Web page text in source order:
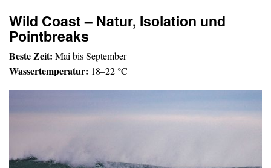
Wild Coast – Natur, Isolation und
Pointbreaks
Beste Zeit: Mai bis September
Wassertemperatur: 18–22 °C